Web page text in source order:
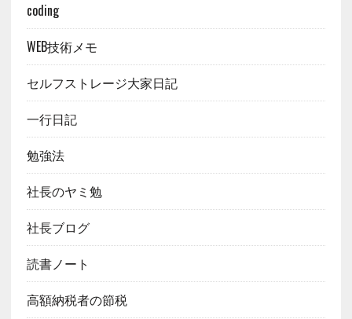
coding
WEB技術メモ
セルフストレージ大家日記
一行日記
勉強法
社長のヤミ勉
社長ブログ
読書ノート
高額納税者の節税